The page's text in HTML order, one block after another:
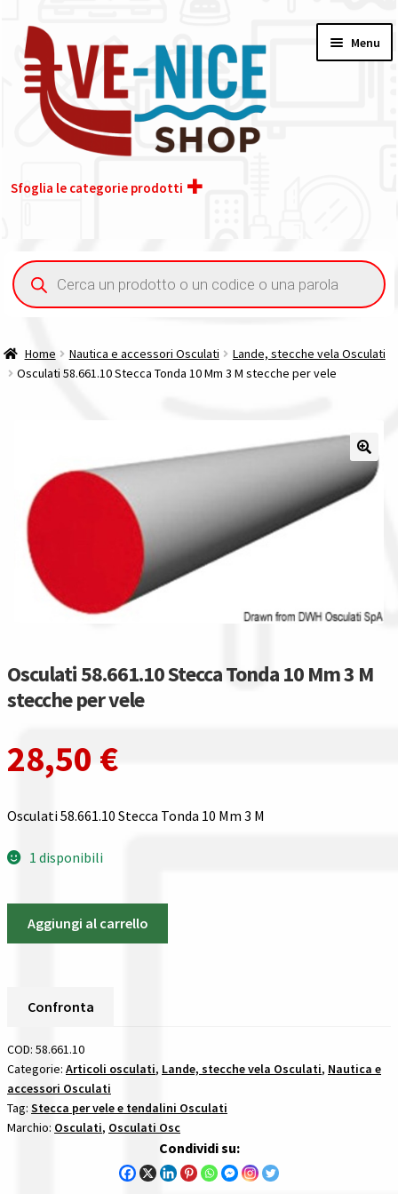
alla
navigazione
contenuto
Menu
Sfoglia le categorie prodotti
Chi siamo
Il nostro gruppo acquisti
Condizioni generali
Acquisti in rete pubblica amministrazione
Assicurazione integrativa Garanzia3
Bonus fiscali 2025
Diritto di recesso
Garanzia del produttore
Gestione resi
Pagamenti
Confronta
Riepilogo ordine
Spedizioni in europa
Ricerca
prodotti
Home Nautica e accessori Osculati
Lande, stecche vela Osculati
Osculati 58.661.10 Stecca Tonda 10 Mm 3 M stecche per vele
Osculati 58.661.10 Stecca Tonda 10 Mm 3 M
stecche per vele
28,50 €
Osculati 58.661.10 Stecca Tonda 10 Mm 3 M
1 disponibili
58.661.10
3
M
stecche
per
vele
Aggiungi al carrello
Confronta
COD: 58.661.10
Categorie: Articoli osculati, Lande, stecche vela Osculati, Nautica e
accessori Osculati
Tag: Stecca per vele e tendalini Osculati
Marchio: Osculati, Osculati Osc
Condividi su: